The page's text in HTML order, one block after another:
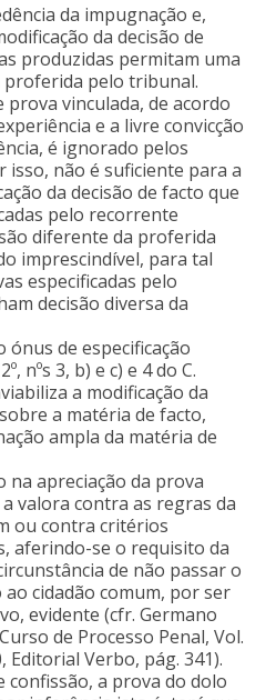
da impugnação e,
da decisão de
produzidas permitam uma
proferida pelo tribunal.
prova vinculada, de acordo
e a livre convicção
é ignorado pelos
isso, não é suficiente para a
da decisão de facto que
pelo recorrente
diferente da proferida
imprescindível, para tal
especificadas pelo
decisão diversa da
ónus de especificação
nºs 3, b) e c) e 4 do C.
a modificação da
a matéria de facto,
ampla da matéria de
apreciação da prova
valora contra as regras da
ou contra critérios
aferindo-se o requisito da
de não passar o
cidadão comum, por ser
evidente (cfr. Germano
de Processo Penal, Vol.
Editorial Verbo, pág. 341).
confissão, a prova do dolo